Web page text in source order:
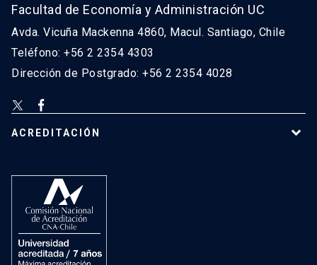
Facultad de Economía y Administración UC
Avda. Vicuña Mackenna 4860, Macul. Santiago, Chile
Teléfono: +56 2 2354 4303
Dirección de Postgrado: +56 2 2354 4028
ACREDITACIÓN